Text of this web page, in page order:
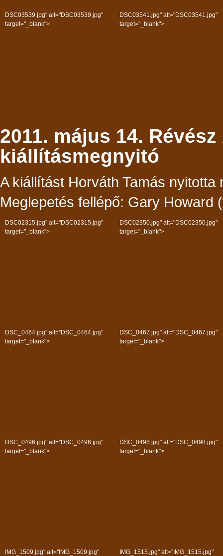
DSC03539.jpg" alt="DSC03539.jpg"
target="_blank">
DSC03541.jpg" alt="DSC03541.jpg"
target="_blank">
2011. május 14.
kiállításmegnyitó
A kiállítást Horváth Tamás
Meglepetés fellépő: Gary Howard
DSC02315.jpg" alt="DSC02315.jpg"
target="_blank">
DSC02350.jpg" alt="DSC02350.jpg"
target="_blank">
DSC_0464.jpg" alt="DSC_0464.jpg"
target="_blank">
DSC_0467.jpg" alt="DSC_0467.jpg"
target="_blank">
DSC_0496.jpg" alt="DSC_0496.jpg"
target="_blank">
DSC_0498.jpg" alt="DSC_0498.jpg"
target="_blank">
IMG_1509.jpg" alt="IMG_1509.jpg" IMG_1515.jpg" alt="IMG_1515.jpg"